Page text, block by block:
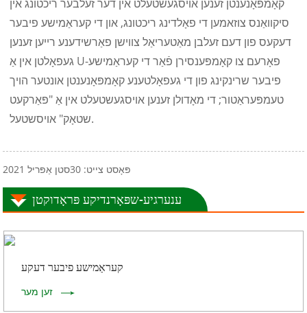
קאָמפּאָנענטן זענען אויסגעשטעלט אין דער זעלבער ריכטונג אין
סיקוואַנס צוזאמען די פאָלדינג ריכטונג, און די קעראַמישע פיבער
דעקעס פון דעם זעלבן מאַטעריאַל צווישן פאַרשידענע רייען זענען
געפאָלטן אין אַ U-פאָרעם צו קאָמפּענסירן פֿאַר די קעראַמישע
פיבער שרינקינג פון די געפאָלטענע קאָמפּאָנענטן אונטער הויך
טעמפּעראַטור; די מאָדולן זענען אויסגעשטעלט אין אַ "פּאַרקעט
שטאָק" אויסשטעל.
פּאָסט צייט: 30סטן אַפּריל 2021
ענערגיע-שפּאָרנדיקע פּראָדוקטן
קעראַמישע פיבער דעקע
זען מער